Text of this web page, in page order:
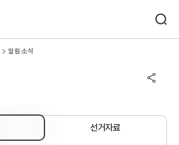
알림·소식
선거자료